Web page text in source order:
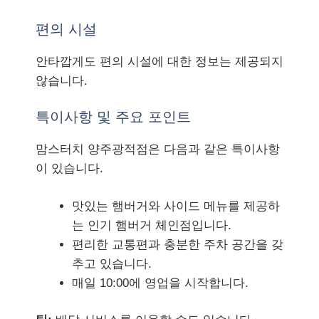
편의 시설
안타깝게도 편의 시설에 대한 정보는 제공되지
않습니다.
특이사항 및 주요 포인트
맘스터치 양주광적점은 다음과 같은 특이사항
이 있습니다.
맛있는 햄버거와 사이드 메뉴를 제공하
는 인기 햄버거 체인점입니다.
편리한 교통편과 충분한 주차 공간을 갖
추고 있습니다.
매일 10:00에 영업을 시작합니다.